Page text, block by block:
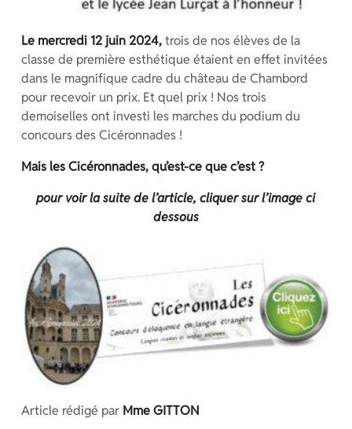
Le mercredi 12 juin 2024,trois de nos élèves de la
classe de première esthétique étaient en effet invitées
dans le magnifique cadre du château de Chambord
pour recevoir un prix. Et quel prix ! Nos trois
demoiselles ont investi les marches du podium du
concours des Cicéronnades !
Mais les Cicéronnades, qu’est-ce que c’est ?
pour voir la suite de l’article, cliquer sur l’image ci
dessous
Article rédigé par Mme GITTON